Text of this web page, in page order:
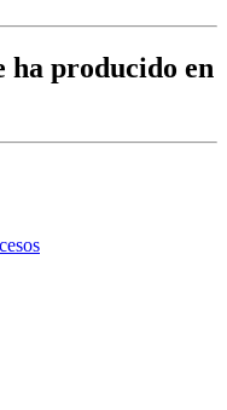
ha producido en